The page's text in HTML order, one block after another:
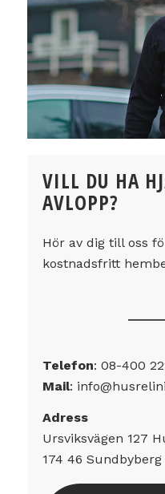
VILL DU HA
AVLOPP?
Hör av dig till oss
kostnadsfritt
Telefon: 08-400
Mail:
Adress
Ursviksvägen 127
174 46 Sundbyberg